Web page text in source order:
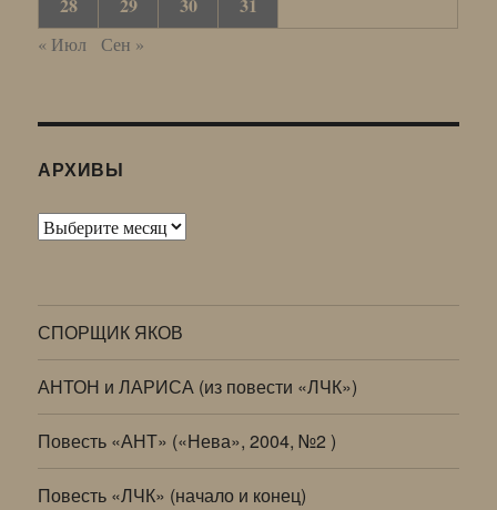
« Июл Сен »
АРХИВЫ
Архивы
СПОРЩИК ЯКОВ
АНТОН и ЛАРИСА (из повести «ЛЧК»)
Повесть «АНТ» («Нева», 2004, №2 )
Повесть «ЛЧК» (начало и конец)